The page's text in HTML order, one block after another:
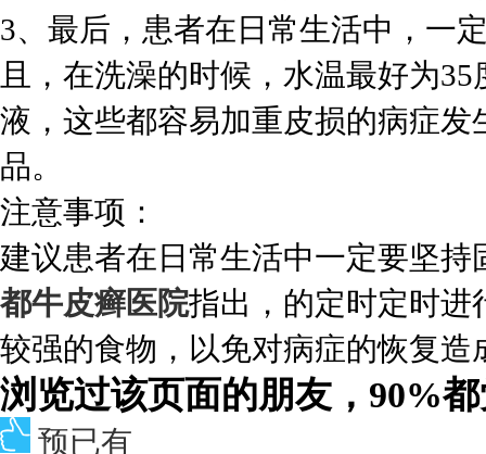
3、最后，患者在日常生活中，一
且，在洗澡的时候，水温最好为
液，这些都容易加重皮损的病症
品。
注意事项：
建议患者在日常生活中一定要坚
都牛皮癣医院指出，的定时定时进
较强的食物，以免对病症的恢复造
浏览过该页面的朋友，90%
预已有